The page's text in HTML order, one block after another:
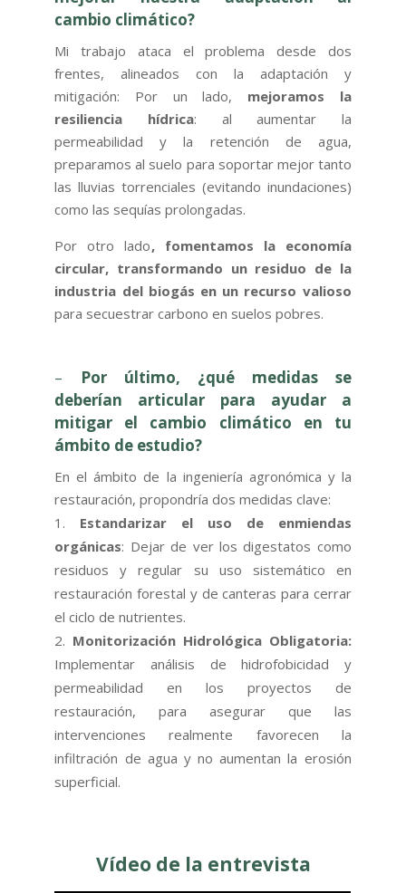
cambio climático?
Mi trabajo ataca el problema desde dos
frentes, alineados con la adaptación y
mitigación: Por un lado, mejoramos la
resiliencia hídrica: al aumentar la
permeabilidad y la retención de agua,
preparamos al suelo para soportar mejor tanto
las lluvias torrenciales (evitando inundaciones)
como las sequías prolongadas.
Por otro lado, fomentamos la economía
circular, transformando un residuo de la
industria del biogás en un recurso valioso
para secuestrar carbono en suelos pobres.
–
Por último, ¿qué medidas se
deberían articular para ayudar a
mitigar el cambio climático en tu
ámbito de estudio?
En el ámbito de la ingeniería agronómica y la
restauración, propondría dos medidas clave:
Estandarizar el uso de enmiendas
orgánicas: Dejar de ver los digestatos como
residuos y regular su uso sistemático en
restauración forestal y de canteras para cerrar
el ciclo de nutrientes.
Monitorización Hidrológica Obligatoria:
Implementar análisis de hidrofobicidad y
permeabilidad en los proyectos de
restauración, para asegurar que las
intervenciones realmente favorecen la
infiltración de agua y no aumentan la erosión
superficial.
Vídeo de la entrevista